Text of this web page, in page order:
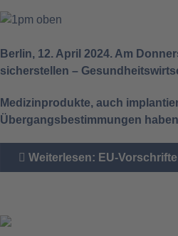
Berlin, 12. April 2024. Am
sicherstellen –
Medizinprodukte, auch
Übergangsbestimmungen
Weiterlesen: EU-